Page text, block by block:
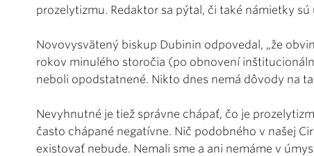
prozelytizmu. Redaktor sa pýtal, či také námietky
Novovysvätený biskup Dubinin odpovedal, „že
rokov minulého storočia (po obnovení
neboli opodstatnené. Nikto dnes nemá dôvody na
Nevyhnutné je tiež správne chápať, čo je
často chápané negatívne. Nič podobného v našej
existovať nebude. Nemali sme a ani nemáme v